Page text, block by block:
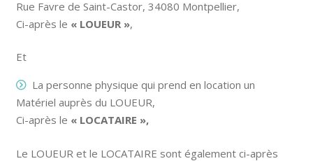
Rue Favre de Saint-Castor, 34080 Montpellier,
Ci-après le « LOUEUR »,
Et
La personne physique qui prend en location un
Matériel auprès du LOUEUR,
Ci-après le « LOCATAIRE »,
Le LOUEUR et le LOCATAIRE sont également ci-après